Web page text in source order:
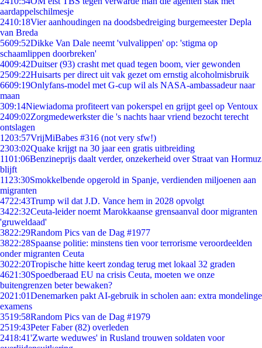
aardappelschilmesje
2410:18Vier aanhoudingen na doodsbedreiging burgemeester Depla
van Breda
5609:52Dikke Van Dale neemt 'vulvalippen' op: 'stigma op
schaamlippen doorbreken'
4009:42Duitser (93) crasht met quad tegen boom, vier gewonden
2509:22Huisarts per direct uit vak gezet om ernstig alcoholmisbruik
6609:19Onlyfans-model met G-cup wil als NASA-ambassadeur naar
maan
309:14Niewiadoma profiteert van pokerspel en grijpt geel op Ventoux
2409:02Zorgmedewerkster die 's nachts haar vriend bezocht terecht
ontslagen
1203:57VrijMiBabes #316 (not very sfw!)
2303:02Quake krijgt na 30 jaar een gratis uitbreiding
1101:06Benzineprijs daalt verder, onzekerheid over Straat van Hormuz
blijft
11 23:30Smokkelbende opgerold in Spanje, verdienden miljoenen aan
migranten
4722:43Trump wil dat J.D. Vance hem in 2028 opvolgt
3422:32Ceuta-leider noemt Marokkaanse grensaanval door migranten
'gruweldaad'
3822:29Random Pics van de Dag #1977
3822:28Spaanse politie: minstens tien voor terrorisme veroordeelden
onder migranten Ceuta
3022:20Tropische hitte keert zondag terug met lokaal 32 graden
4621:30Spoedberaad EU na crisis Ceuta, moeten we onze
buitengrenzen beter bewaken?
2021:01Denemarken pakt AI-gebruik in scholen aan: extra mondelinge
examens
3519:58Random Pics van de Dag #1979
2519:43Peter Faber (82) overleden
2418:41'Zwarte weduwes' in Rusland trouwen soldaten voor